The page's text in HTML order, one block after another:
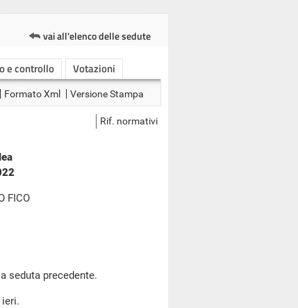
vai all'elenco delle sedute
e controllo Votazioni
Formato Xml Versione Stampa
Rif. normativi
FICO
seduta precedente.